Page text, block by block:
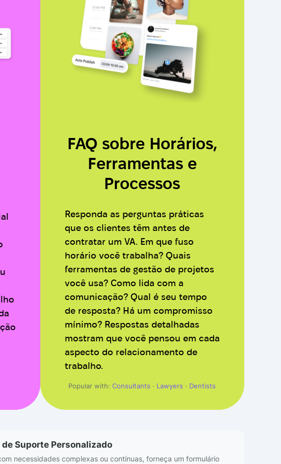
FAQ sobre Horários,
Ferramentas e
Processos
Responda as perguntas práticas
que os clientes têm antes de
contratar um VA. Em que fuso
horário você trabalha? Quais
ferramentas de gestão de projetos
você usa? Como lida com a
comunicação? Qual é seu tempo
de resposta? Há um compromisso
mínimo? Respostas detalhadas
mostram que você pensou em cada
aspecto do relacionamento de
trabalho.
Popular with: Consultants · Lawyers · Dentists
Suporte Personalizado
necessidades complexas ou contínuas, forneça um formulário